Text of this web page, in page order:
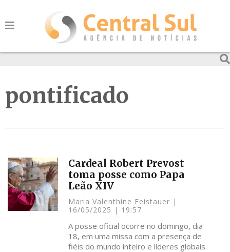
pontificado
Cardeal Robert Prevost
toma posse como Papa
Leão XIV
Maria Valenthine Feistauer
16/05/2025
19:57
A posse oficial ocorre no domingo, dia
18, em uma missa com a presença de
fiéis do mundo inteiro e líderes globais.